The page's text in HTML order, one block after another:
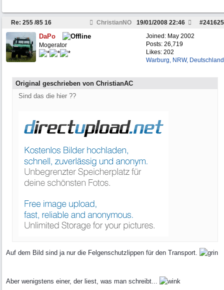
Re: 255 /85 16 ChristianNO #241625
19/01/2008 22:46
Joined: May 2002
Posts: 26,719
Likes: 202
Warburg, NRW, Deutschland
DaPo
Mogerator
Original geschrieben von ChristianAC
Sind das die hier ??
Auf dem Bild sind ja nur die Felgenschutzlippen für den Transport.
Aber wenigstens einer, der liest, was man schreibt...